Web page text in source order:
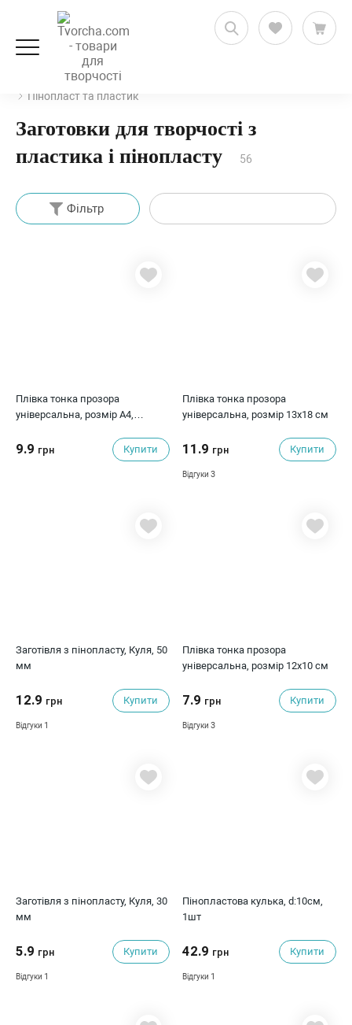
Декорування та декупаж
Пінопласт та пластик
Заготовки для творчості з
пластика і пінопласту
56
Фільтр
Плівка тонка прозора
універсальна, розмір А4,
9.9 грн Купити
Плівка тонка прозора
універсальна, розмір 13х18 см
11.9 грн Купити
Відгуки3
Заготівля з пінопласту, Куля, 50
мм
12.9 грн Купити
Відгуки 1
Плівка тонка прозора
універсальна, розмір 12х10 см
7.9 грн Купити
Відгуки3
Заготівля з пінопласту, Куля, 30
мм
5.9 грн Купити
Відгуки 1
Пінопластова кулька, d:10см,
1шт
42.9 грн Купити
Відгуки 1